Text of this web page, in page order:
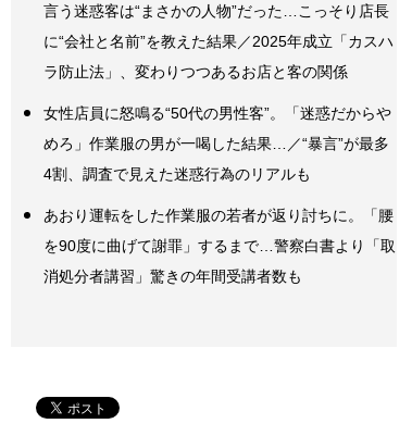
言う迷惑客は“まさかの人物”だった…こっそり店長
に“会社と名前”を教えた結果／2025年成立「カスハ
ラ防止法」、変わりつつあるお店と客の関係
女性店員に怒鳴る“50代の男性客”。「迷惑だからや
めろ」作業服の男が一喝した結果…／“暴言”が最多
4割、調査で見えた迷惑行為のリアルも
あおり運転をした作業服の若者が返り討ちに。「腰
を90度に曲げて謝罪」するまで…警察白書より「取
消処分者講習」驚きの年間受講者数も